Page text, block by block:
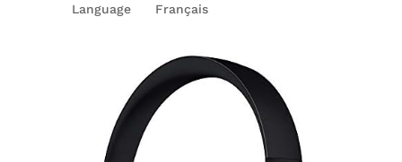
Language
Français